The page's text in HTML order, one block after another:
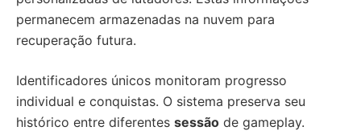
permanecem armazenadas na nuvem para
recuperação futura.
Identificadores únicos monitoram progresso
individual e conquistas. O sistema preserva seu
histórico entre diferentes sessão de gameplay.